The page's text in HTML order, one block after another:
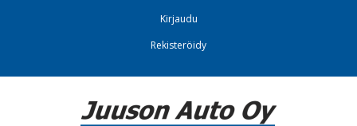
Kirjaudu
Rekisteröidy